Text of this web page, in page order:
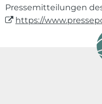
Pressemitteilungen
https://